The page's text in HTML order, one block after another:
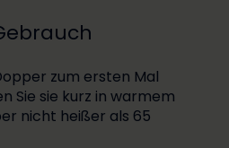
zum ersten Mal
Sie sie kurz in warmem
nicht heißer als 65